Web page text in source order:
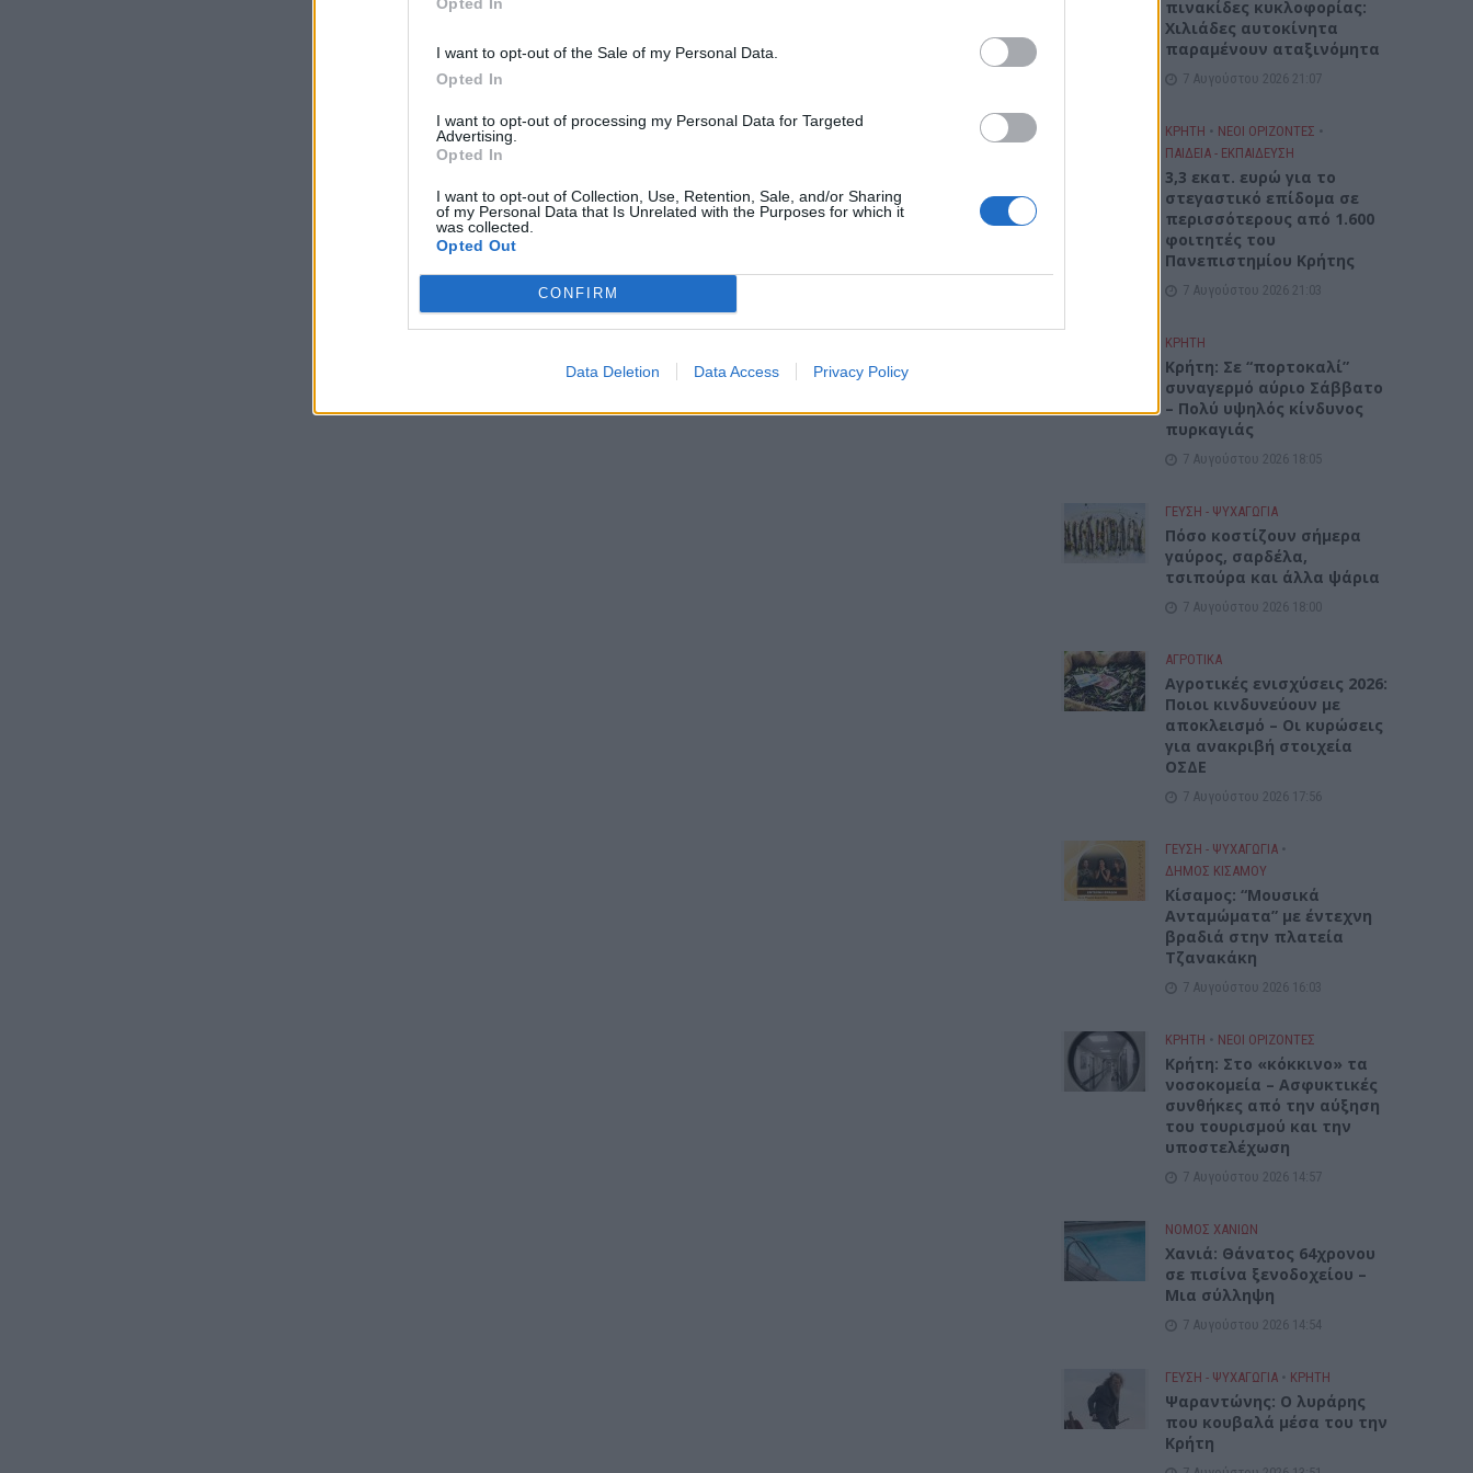
I want to opt-out of the Sale of my Personal Data.
Opted In
I want to opt-out of processing my Personal Data for Targeted
Advertising.
Opted In
I want to opt-out of Collection, Use, Retention, Sale, and/or Sharing
of my Personal Data that Is Unrelated with the Purposes for which it
was collected.
Opted Out
CONFIRM
Data Deletion Data Access Privacy Policy
πινακίδες κυκλοφορίας:
Χιλιάδες αυτοκίνητα
παραμένουν αταξινόμητα
7 Αυγούστου 2026 21:07
ΚΡΗΤΗ • ΝΕΟΙ ΟΡΙΖΟΝΤΕΣ •
ΠΑΙΔΕΙΑ - ΕΚΠΑΙΔΕΥΣΗ
3,3 εκατ. ευρώ για το
στεγαστικό επίδομα σε
περισσότερους από 1.600
φοιτητές του
Πανεπιστημίου Κρήτης
7 Αυγούστου 2026 21:03
ΚΡΗΤΗ
Κρήτη: Σε “πορτοκαλί”
συναγερμό αύριο Σάββατο
– Πολύ υψηλός κίνδυνος
πυρκαγιάς
7 Αυγούστου 2026 18:05
ΓΕΎΣΗ - ΨΥΧΑΓΩΓΊΑ
Πόσο κοστίζουν σήμερα
γαύρος, σαρδέλα,
τσιπούρα και άλλα ψάρια
7 Αυγούστου 2026 18:00
ΑΓΡΟΤΙΚΑ
Αγροτικές ενισχύσεις 2026:
Ποιοι κινδυνεύουν με
αποκλεισμό – Οι κυρώσεις
για ανακριβή στοιχεία
ΟΣΔΕ
7 Αυγούστου 2026 17:56
ΓΕΎΣΗ - ΨΥΧΑΓΩΓΊΑ •
ΔΉΜΟΣ ΚΙΣΆΜΟΥ
Κίσαμος: “Μουσικά
Ανταμώματα” με έντεχνη
βραδιά στην πλατεία
Τζανακάκη
7 Αυγούστου 2026 16:03
ΚΡΗΤΗ • ΝΕΟΙ ΟΡΙΖΟΝΤΕΣ
Κρήτη: Στο «κόκκινο» τα
νοσοκομεία – Ασφυκτικές
συνθήκες από την αύξηση
του τουρισμού και την
υποστελέχωση
7 Αυγούστου 2026 14:57
ΝΟΜΌΣ ΧΑΝΊΩΝ
Χανιά: Θάνατος 64χρονου
σε πισίνα ξενοδοχείου –
Μια σύλληψη
7 Αυγούστου 2026 14:54
ΓΕΎΣΗ - ΨΥΧΑΓΩΓΊΑ • ΚΡΗΤΗ
Ψαραντώνης: Ο λυράρης
που κουβαλά μέσα του την
Κρήτη